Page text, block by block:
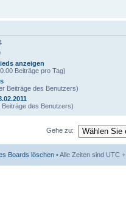
anzeigen
Beiträge pro Tag)
Beiträge des Benutzers)
des Benutzers)
Gehe zu:
Boards löschen • Alle Zeiten sind UTC